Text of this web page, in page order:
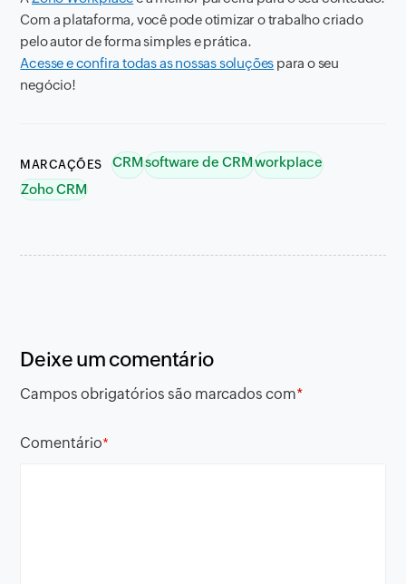
Com a plataforma, você pode otimizar o trabalho criado
pelo autor de forma simples e prática.
Acesse e confira todas as nossas soluções para o seu
negócio!
MARCAÇÕES CRMsoftware de CRMworkplace
Zoho CRM
Deixe um comentário
Campos obrigatórios são marcados com*
Comentário*